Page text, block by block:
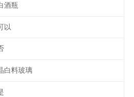
酒瓶
以
白料玻璃